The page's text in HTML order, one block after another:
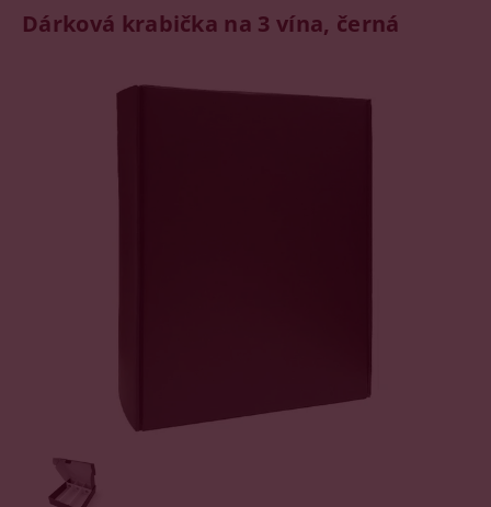
Dárková krabička na 3 vína, černá